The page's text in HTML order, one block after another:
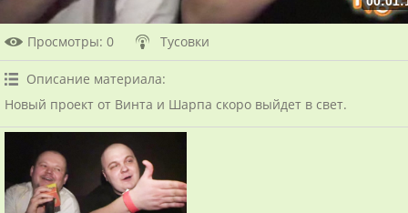
Просмотры: 0 Тусовки
Описание материала:
Новый проект от Винта и Шарпа скоро выйдет в свет.